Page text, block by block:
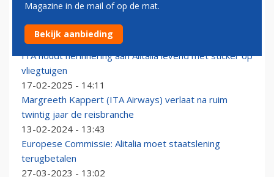
Nu Spelen voorbij zijn gaat Italië weer staken
24-02-2026 - 10:39
ITA houdt herinnering aan Alitalia levend met sticker op
vliegtuigen
17-02-2025 - 14:11
Margreeth Kappert (ITA Airways) verlaat na ruim
twintig jaar de reisbranche
13-02-2024 - 13:43
Europese Commissie: Alitalia moet staatslening
terugbetalen
27-03-2023 - 13:02
Magazine in de mail of op de mat.
Bekijk aanbieding